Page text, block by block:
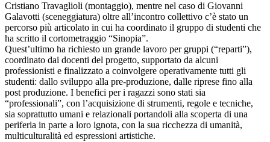
Cristiano Travaglioli (montaggio), mentre nel caso di Giovanni
Galavotti (sceneggiatura) oltre all’incontro collettivo c’è stato un
percorso più articolato in cui ha coordinato il gruppo di studenti che
ha scritto il cortometraggio “Sinopia”.
Quest’ultimo ha richiesto un grande lavoro per gruppi (“reparti”),
coordinato dai docenti del progetto, supportato da alcuni
professionisti e finalizzato a coinvolgere operativamente tutti gli
studenti: dallo sviluppo alla pre-produzione, dalle riprese fino alla
post produzione. I benefici per i ragazzi sono stati sia
“professionali”, con l’acquisizione di strumenti, regole e tecniche,
sia soprattutto umani e relazionali portandoli alla scoperta di una
periferia in parte a loro ignota, con la sua ricchezza di umanità,
multiculturalità ed espressioni artistiche.